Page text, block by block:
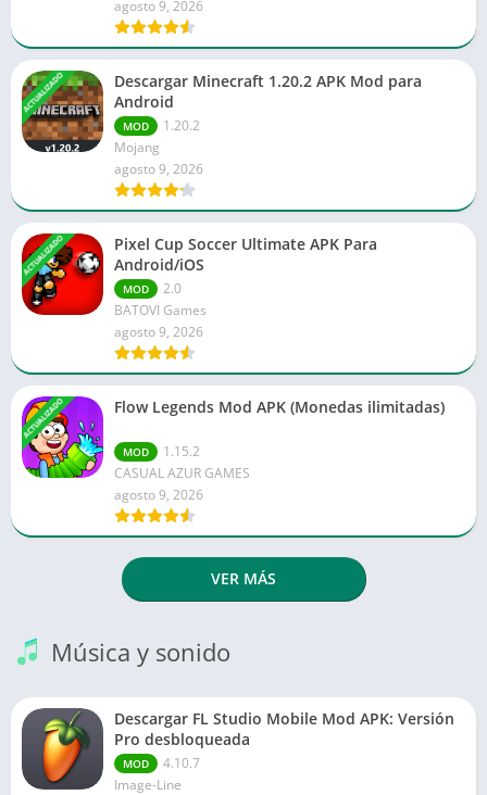
agosto 9, 2026
ACTUALIZADO
Descargar Minecraft 1.20.2 APK Mod para
Android
MOD
1.20.2
Mojang
agosto 9, 2026
ACTUALIZADO
Pixel Cup Soccer Ultimate APK Para
Android/iOS
MOD
2.0
BATOVI Games
agosto 9, 2026
ACTUALIZADO Flow Legends Mod APK (Monedas ilimitadas)
MOD
1.15.2
CASUAL AZUR GAMES
agosto 9, 2026
VER MÁS
Música y sonido
Descargar FL Studio Mobile Mod APK: Versión
Pro desbloqueada
MOD
4.10.7
Image-Line